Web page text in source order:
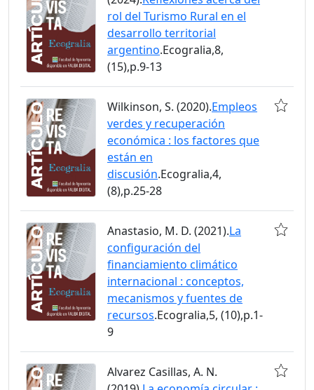
rol del Turismo Rural en el
desarrollo territorial
argentino.Ecogralia,8,
(15),p.9-13
Wilkinson, S. (2020).Empleos
verdes y recuperación
económica : los factores que
están en
discusión.Ecogralia,4,
(8),p.25-28
Anastasio, M. D. (2021).La
configuración del
financiamiento climático
internacional : conceptos,
mecanismos y fuentes de
recursos.Ecogralia,5, (10),p.1-
9
Alvarez Casillas, A. N.